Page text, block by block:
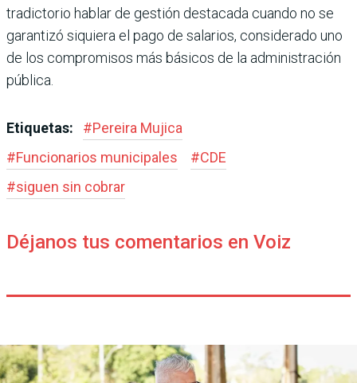
tradictorio hablar de ges­tión destacada cuando no se
garantizó siquiera el pago de salarios, considerado uno
de los compromisos más bási­cos de la administración
pública.
Etiquetas: #Pereira Mujica
#Funcionarios municipales #CDE
#siguen sin cobrar
Déjanos tus comentarios en Voiz